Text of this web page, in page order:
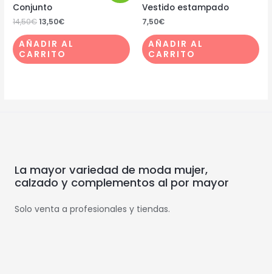
Conjunto
14,50€13,50€
AÑADIR AL
CARRITO
Vestido estampado
7,50€
AÑADIR AL
CARRITO
La mayor variedad de moda mujer,
calzado y complementos al por mayor
Solo venta a profesionales y tiendas.